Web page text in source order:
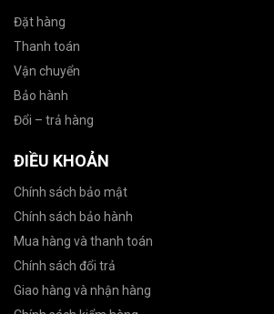
Đặt hàng
Thanh toán
Vận chuyển
Bảo hành
Đổi – trả hàng
ĐIỀU KHOẢN
Chính sách bảo mật
Chính sách bảo hành
Mua hàng và thanh toán
Chính sách đổi trả
Giao hàng và nhận hàng